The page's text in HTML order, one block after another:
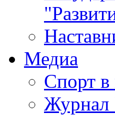
Медиа
Спорт
Журнал